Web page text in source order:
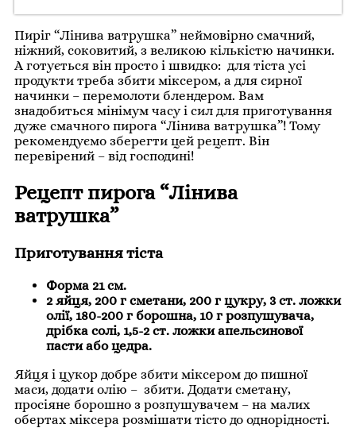
Пиріг “Лінива ватрушка” неймовірно смачний,
ніжний, соковитий, з великою кількістю начинки.
А готується він просто і швидко: для тіста усі
продукти треба збити міксером, а для сирної
начинки – перемолоти блендером. Вам
знадобиться мінімум часу і сил для приготування
дуже смачного пирога “Лінива ватрушка”! Тому
рекомендуємо зберегти цей рецепт. Він
перевірений – від господині!
Рецепт пирога “Лінива
ватрушка”
Приготування тіста
Форма 21 см.
2 яйця, 200 г сметани, 200 г цукру, 3 ст. ложки
олії, 180-200 г борошна, 10 г розпушувача,
дрібка солі, 1,5-2 ст. ложки апельсинової
пасти або цедра.
Яйця і цукор добре збити міксером до пишної
маси, додати олію – збити. Додати сметану,
просіяне борошно з розпушувачем – на малих
обертах міксера розмішати тісто до однорідності.